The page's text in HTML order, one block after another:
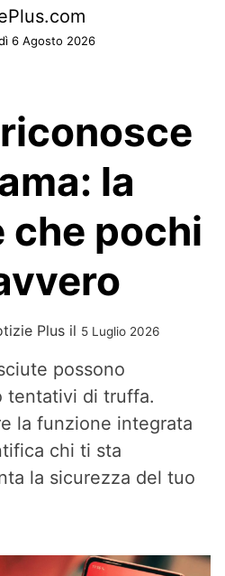
6 Agosto 2026
la
che pochi
Plus il 5 Luglio 2026
possono
tentativi di truffa.
la funzione integrata
chi ti sta
la sicurezza del tuo